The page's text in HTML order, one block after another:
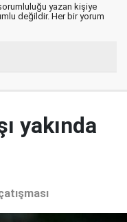
yazan kişiye
değildir. Her bir yorum
yakında